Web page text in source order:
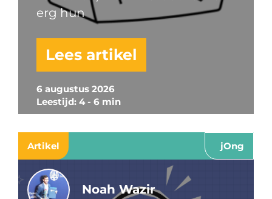
6 augustus 2026
Leestijd: 4 - 6 min
erg hun
Lees artikel
Artikel jOng
Noah Wazir